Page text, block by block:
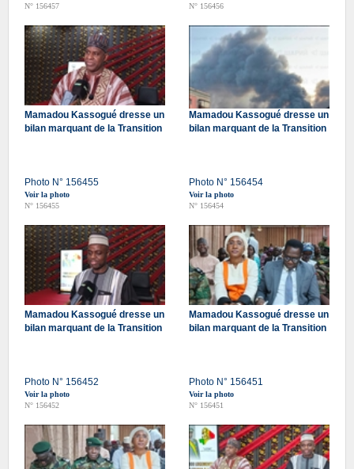
N° 156457
N° 156456
Mamadou Kassogué dresse un
bilan marquant de la Transition
Photo N° 156455
Voir la photo
N° 156455
Mamadou Kassogué dresse un
bilan marquant de la Transition
Photo N° 156454
Voir la photo
N° 156454
Mamadou Kassogué dresse un
bilan marquant de la Transition
Photo N° 156452
Voir la photo
N° 156452
Mamadou Kassogué dresse un
bilan marquant de la Transition
Photo N° 156451
Voir la photo
N° 156451